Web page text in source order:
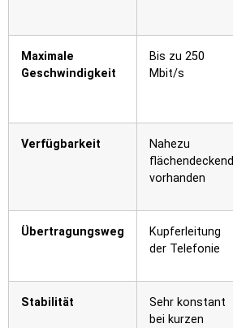
Maximale
Geschwindigkeit
Bis zu 250
Mbit/s
Verfügbarkeit
Nahezu
flächendeckend
vorhanden
Übertragungsweg
Kupferleitung
der Telefonie
Stabilität
Sehr konstant
bei kurzen